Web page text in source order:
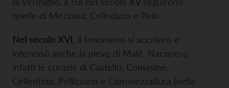
quelle di Mezzana, Celledizzo e Peio.
Nel secolo XVI , il fenomeno si accelerò e
interessò anche la pieve di Malé. Nacquero
infatti le curazie di Castello, Comasine,
Cellentino, Pellizzano e Commezzadura (nella